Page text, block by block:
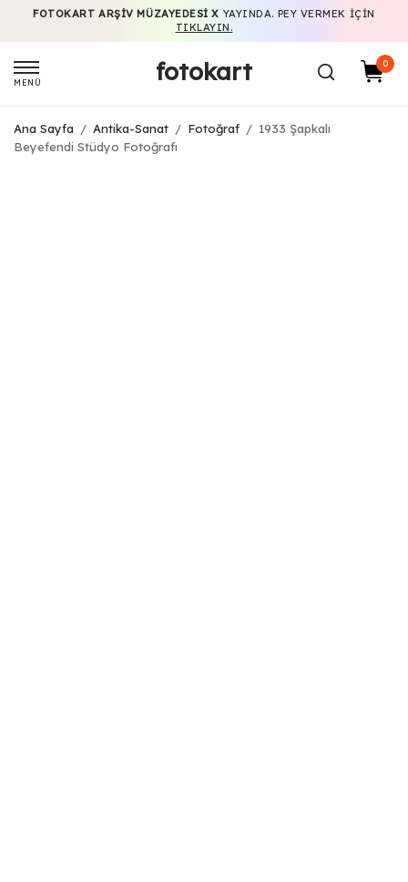
FOTOKART ARŞIV MÜZAYEDESI X YAYINDA. PEY VERMEK IÇIN
TIKLAYIN.
MENÜ fotokart 0
Ana Sayfa / Antika-Sanat / Fotoğraf / 1933 Şapkalı
Beyefendi Stüdyo Fotoğrafı